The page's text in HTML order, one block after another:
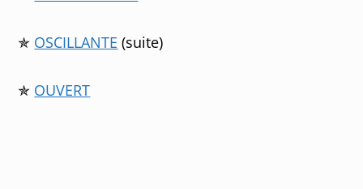
✯ OSCILLANTE (suite)
✯ OUVERT